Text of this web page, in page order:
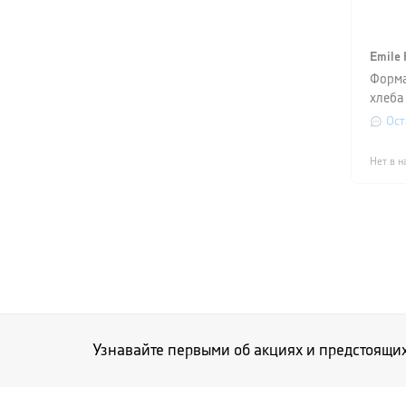
Emile
хлеба
черный
Нет в
Узнавайте первыми об акциях и